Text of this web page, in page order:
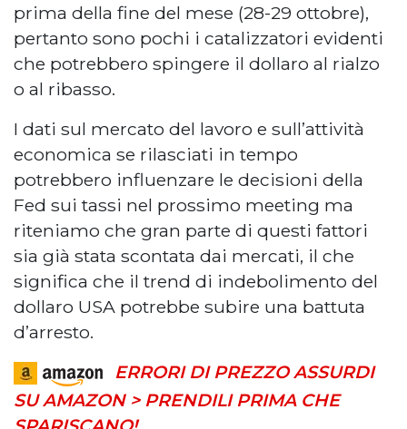
prima della fine del mese (28-29 ottobre),
pertanto sono pochi i catalizzatori evidenti
che potrebbero spingere il dollaro al rialzo
o al ribasso.
I dati sul mercato del lavoro e sull’attività
economica se rilasciati in tempo
potrebbero influenzare le decisioni della
Fed sui tassi nel prossimo meeting ma
riteniamo che gran parte di questi fattori
sia già stata scontata dai mercati, il che
significa che il trend di indebolimento del
dollaro USA potrebbe subire una battuta
d’arresto.
ERRORI DI PREZZO ASSURDI
SU AMAZON > PRENDILI PRIMA CHE